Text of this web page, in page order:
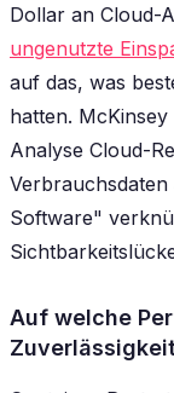
Dollar an Cloud-
ungenutzte
auf das, was
hatten.
Analyse Cloud-
Software"
Auf welche